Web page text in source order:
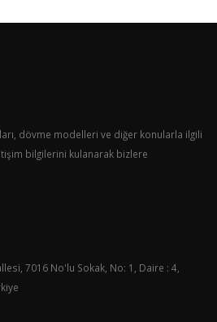
dövme modelleri ve diğer konularla ilgili
bilgilerini kulanarak bizlere
7016 No'lu Sokak, No: 1, Daire : 4,